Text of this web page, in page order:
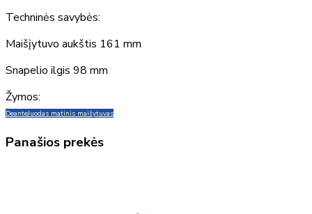
Techninės savybės:
Maišįytuvo aukštis 161 mm
Snapelio ilgis 98 mm
Žymos:
DeanteJuodas matinis maišytuvas
Panašios prekės